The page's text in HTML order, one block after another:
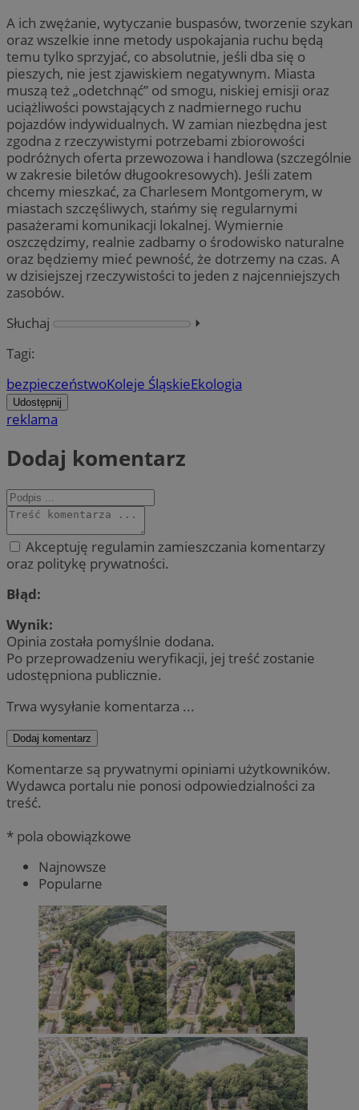
A ich zwężanie, wytyczanie buspasów, tworzenie szykan
oraz wszelkie inne metody uspokajania ruchu będą
temu tylko sprzyjać, co absolutnie, jeśli dba się o
pieszych, nie jest zjawiskiem negatywnym. Miasta
muszą też „odetchnąć” od smogu, niskiej emisji oraz
uciążliwości powstających z nadmiernego ruchu
pojazdów indywidualnych. W zamian niezbędna jest
zgodna z rzeczywistymi potrzebami zbiorowości
podróżnych oferta przewozowa i handlowa (szczególnie
w zakresie biletów długookresowych). Jeśli zatem
chcemy mieszkać, za Charlesem Montgomerym, w
miastach szczęśliwych, stańmy się regularnymi
pasażerami komunikacji lokalnej. Wymiernie
oszczędzimy, realnie zadbamy o środowisko naturalne
oraz będziemy mieć pewność, że dotrzemy na czas. A
w dzisiejszej rzeczywistości to jeden z najcenniejszych
zasobów.
Słuchaj
⏵︎
Tagi:
bezpieczeństwoKoleje ŚląskieEkologia
Udostępnij
reklama
Dodaj komentarz
Akceptuję regulamin zamieszczania komentarzy
oraz politykę prywatności.
Błąd:
Wynik:
Opinia została pomyślnie dodana.
Po przeprowadzeniu weryfikacji, jej treść zostanie
udostępniona publicznie.
Trwa wysyłanie komentarza ...
Dodaj komentarz
Komentarze są prywatnymi opiniami użytkowników.
Wydawca portalu nie ponosi odpowiedzialności za
treść.
* pola obowiązkowe
Najnowsze
Popularne